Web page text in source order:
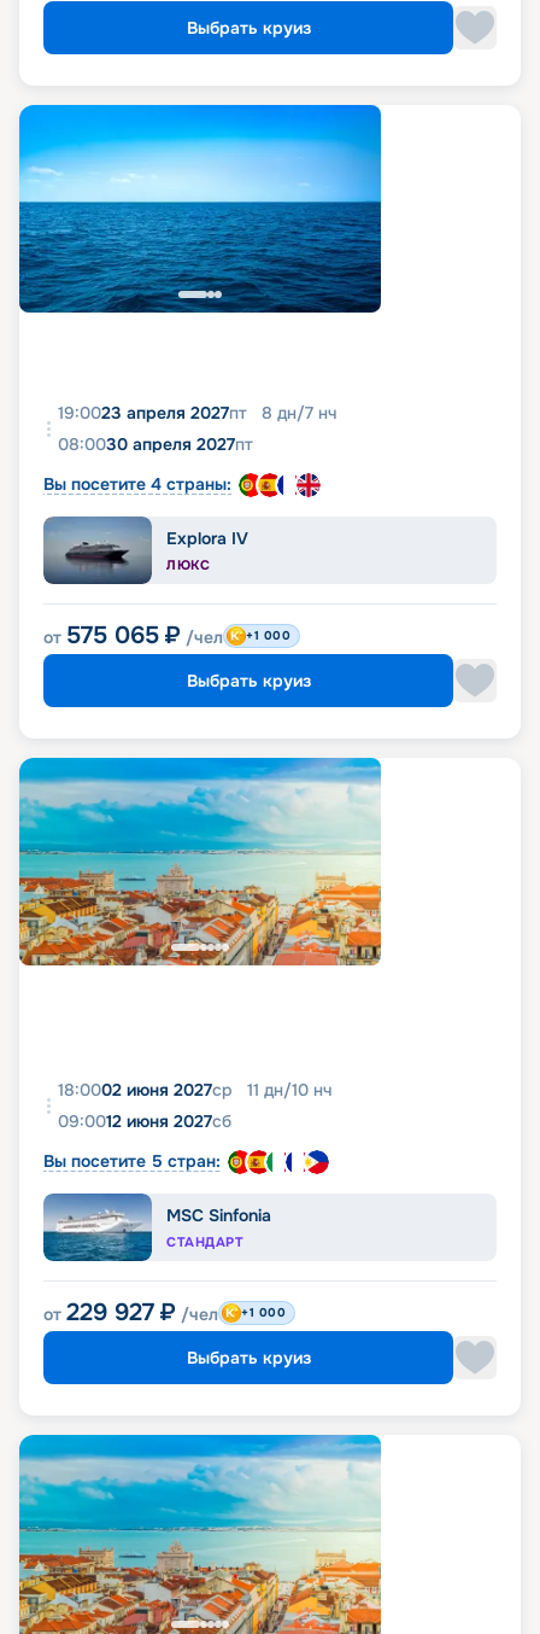
Выбрать круиз
19:0023 апреля 2027пт 8 дн/7 нч
08:0030 апреля 2027пт
Вы посетите 4 страны:
Explora IV
ЛЮКС
от 575 065 ₽ /чел +1 000
Выбрать круиз
18:0002 июня 2027ср 11 дн/10 нч
09:0012 июня 2027сб
Вы посетите 5 стран:
MSC Sinfonia
СТАНДАРТ
от 229 927 ₽ /чел +1 000
Выбрать круиз